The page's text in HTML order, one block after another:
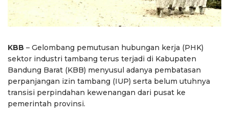
KBB – Gelombang pemutusan hubungan kerja (PHK)
sektor industri tambang terus terjadi di Kabupaten
Bandung Barat (KBB) menyusul adanya pembatasan
perpanjangan izin tambang (IUP) serta belum utuhnya
transisi perpindahan kewenangan dari pusat ke
pemerintah provinsi.